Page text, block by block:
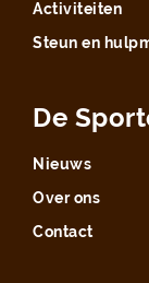
Activiteiten
Steun en
De
Nieuws
Over ons
Contact